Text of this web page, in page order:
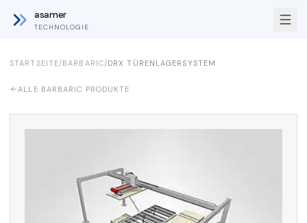
asamer
TECHNOLOGIE
STARTSEITE/BARBARIC/DRX TÜRENLAGERSYSTEM
ALLE BARBARIC PRODUKTE